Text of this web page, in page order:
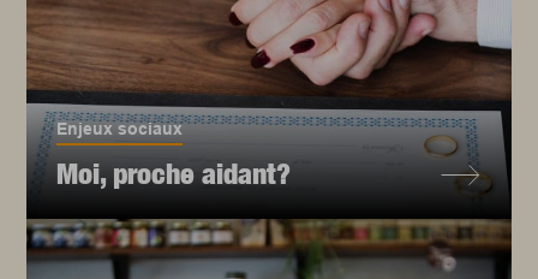
Enjeux sociaux
Moi, proche aidant?